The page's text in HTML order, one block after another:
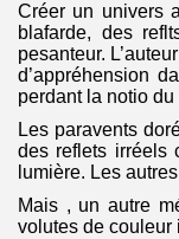
Créer un univers
blafarde, des
pesanteur.
d’appréhension
perdant la notio du
Les paravents
des reflets irréels
lumière. Les
Mais , un autre
volutes de couleur